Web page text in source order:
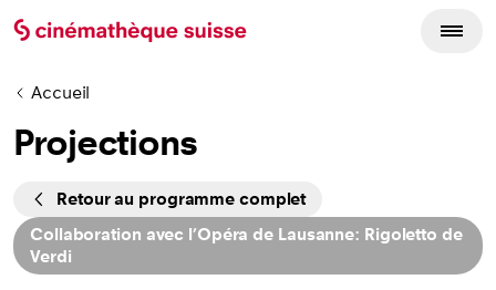
Accueil
Projections
CyclesRetour au programme complet
Collaboration avec l’Opéra de Lausanne: Rigoletto de
Verdi